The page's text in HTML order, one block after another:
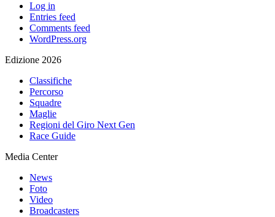
Log in
Entries feed
Comments feed
WordPress.org
Edizione 2026
Classifiche
Percorso
Squadre
Maglie
Regioni del Giro Next Gen
Race Guide
Media Center
News
Foto
Video
Broadcasters